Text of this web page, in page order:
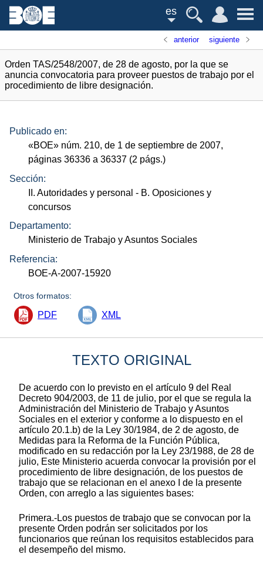
es
anterior siguiente
Orden TAS/2548/2007, de 28 de agosto, por la que se
anuncia convocatoria para proveer puestos de trabajo por el
procedimiento de libre designación.
Publicado en:
«BOE» núm. 210, de 1 de septiembre de 2007,
páginas 36336 a 36337 (2 págs.)
Sección:
II. Autoridades y personal - B. Oposiciones y
concursos
Departamento:
Ministerio de Trabajo y Asuntos Sociales
Referencia:
BOE-A-2007-15920
Otros formatos:
PDF XML
TEXTO ORIGINAL
De acuerdo con lo previsto en el artículo 9 del Real
Decreto 904/2003, de 11 de julio, por el que se regula la
Administración del Ministerio de Trabajo y Asuntos
Sociales en el exterior y conforme a lo dispuesto en el
artículo 20.1.b) de la Ley 30/1984, de 2 de agosto, de
Medidas para la Reforma de la Función Pública,
modificado en su redacción por la Ley 23/1988, de 28 de
julio, Este Ministerio acuerda convocar la provisión por el
procedimiento de libre designación, de los puestos de
trabajo que se relacionan en el anexo I de la presente
Orden, con arreglo a las siguientes bases:
Primera.-Los puestos de trabajo que se convocan por la
presente Orden podrán ser solicitados por los
funcionarios que reúnan los requisitos establecidos para
el desempeño del mismo.